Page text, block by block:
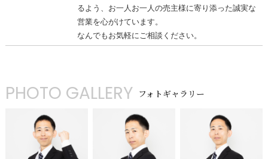
るよう、お一人お一人の売主様に寄り添った誠実な
営業を心がけています。
なんでもお気軽にご相談ください。
PHOTO GALLERY フォトギャラリー